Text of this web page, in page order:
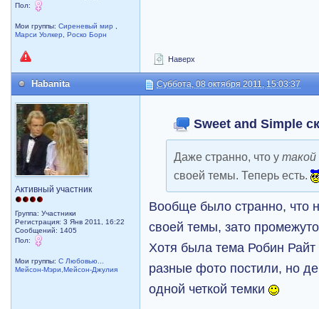
Пол:
Мои группы:Сиреневый мир
Марси Уолкер
,Роско Борн
Наверх
Habanita Суббота, 08 октября 2011, 15:03:37
Активный участник
Группа: Участники
Регистрация: 3 Янв 2011, 16:22
Сообщений: 1405
Пол:
Мои группы:С Любовью...
Мейсон-Мэри,Мейсон-Джулия
Sweet and Simple
Даже странно, что утакой
своей темы. Теперь есть.
Вообще было странно, что
своей темы, зато
Хотя была тема Робин
разные фото постили, но
одной четкой темки